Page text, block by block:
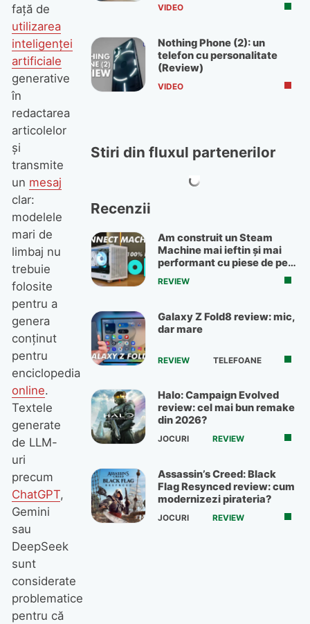
față de
utilizarea
inteligenței
artificiale
generative
în
redactarea
articolelor
și
transmite
un mesaj
clar:
modelele
mari de
limbaj nu
trebuie
folosite
pentru a
genera
conținut
pentru
enciclopedia
online.
Textele
generate
de LLM-
uri
precum
ChatGPT,
Gemini
sau
DeepSeek
sunt
considerate
problematice
pentru că
VIDEO
Nothing Phone (2): un
telefon cu personalitate
(Review)
VIDEO
Stiri din fluxul partenerilor
Recenzii
Am construit un Steam
Machine mai ieftin și mai
performant cu piese de pe
OLX
REVIEW
Galaxy Z Fold8 review: mic,
dar mare
REVIEW TELEFOANE
Halo: Campaign Evolved
review: cel mai bun remake
din 2026?
JOCURI REVIEW
Assassin’s Creed: Black
Flag Resynced review: cum
modernizezi pirateria?
JOCURI REVIEW